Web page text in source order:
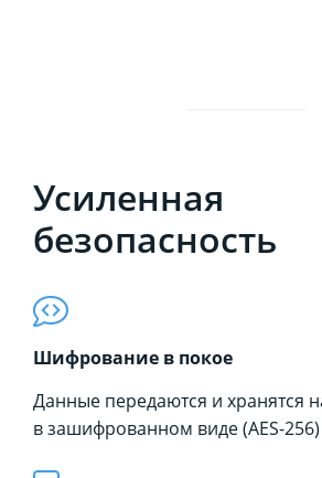
Усиленная
безопасность
Шифрование в покое
Данные передаются и хранятся
в зашифрованном виде (AES-256)